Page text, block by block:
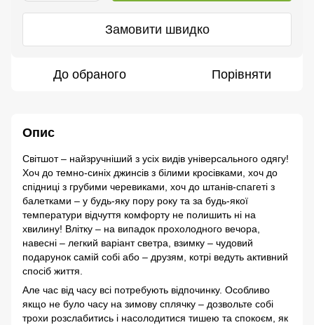
Замовити швидко
До обраного Порівняти
Опис
Світшот – найзручніший з усіх видів універсального одягу!
Хоч до темно-синіх джинсів з білими кросівками, хоч до
спідниці з грубими черевиками, хоч до штанів-спагеті з
балетками – у будь-яку пору року та за будь-якої
температури відчуття комфорту не полишить ні на
хвилину! Влітку – на випадок прохолодного вечора,
навесні – легкий варіант светра, взимку – чудовий
подарунок самій собі або – друзям, котрі ведуть активний
спосіб життя.
Але час від часу всі потребують відпочинку. Особливо
якщо не було часу на зимову сплячку – дозвольте собі
трохи розслабитись і насолодитися тишею та спокоєм, як